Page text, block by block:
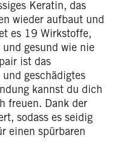
Keratin, das
wieder aufbaut und
es 19 Wirkstoffe,
gesund wie nie
ist das
geschädigtes
kannst du dich
freuen. Dank der
sodass es seidig
einen spürbaren